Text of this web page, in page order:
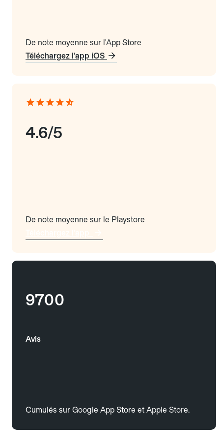
De note moyenne sur l'App Store
Téléchargez l'app iOS
4.6/5
De note moyenne sur le Playstore
9700
Avis
Cumulés sur Google App Store et Apple Store.